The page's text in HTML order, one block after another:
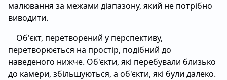
малювання за межами діапазону, який не потрібно
виводити.
Об'єкт, перетворений у перспективу,
перетворюється на простір, подібний до
наведеного нижче. Об'єкти, які перебували близько
до камери, збільшуються, а об'єкти, які були далеко.